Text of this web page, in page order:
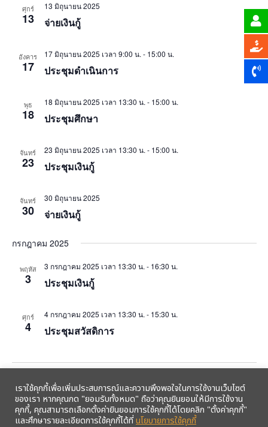
ศุกร์
13
13 มิถุนายน 2025
จ่ายเงินกู้
อังคาร
17
17 มิถุนายน 2025 เวลา 9:00 น. - 15:00 น.
ประชุมดำเนินการ
พุธ
18
18 มิถุนายน 2025 เวลา 13:30 น. - 15:00 น.
ประชุมศึกษา
จันทร์
23
23 มิถุนายน 2025 เวลา 13:30 น. - 15:00 น.
ประชุมเงินกู้
จันทร์
30
30 มิถุนายน 2025
จ่ายเงินกู้
กรกฎาคม 2025
พฤหัส
3
3 กรกฎาคม 2025 เวลา 13:30 น. - 16:30 น.
ประชุมเงินกู้
ศุกร์
4
4 กรกฎาคม 2025 เวลา 13:30 น. - 15:30 น.
ประชุมสวัสดิการ
Previous Events Next
Export Events
เราใช้คุกกี้เพื่อเพิ่มประสบการณ์และความพึงพอใจในการใช้งานเว็บไซต์
ของเรา หากคุณกด "ยอมรับทั้งหมด" ถือว่าคุณยินยอมให้มีการใช้งาน
คุกกี้, คุณสามารถเลือกตั้งค่ายินยอมการใช้คุกกี้ได้โดยคลิก "ตั้งค่าคุกกี้"
และศึกษารายละเอียดการใช้คุกกี้ได้ที่นโยบายการใช้คุกกี้